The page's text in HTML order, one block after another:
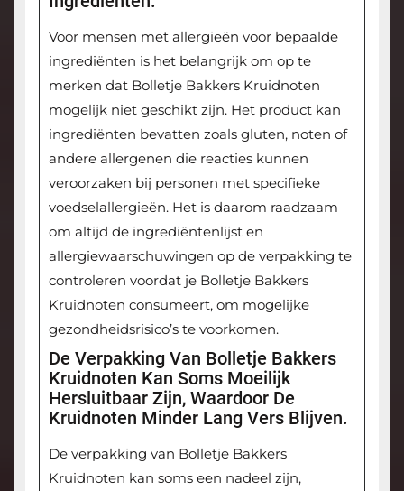
Voor mensen met allergieën voor bepaalde
ingrediënten is het belangrijk om op te
merken dat Bolletje Bakkers Kruidnoten
mogelijk niet geschikt zijn. Het product kan
ingrediënten bevatten zoals gluten, noten of
andere allergenen die reacties kunnen
veroorzaken bij personen met specifieke
voedselallergieën. Het is daarom raadzaam
om altijd de ingrediëntenlijst en
allergiewaarschuwingen op de verpakking te
controleren voordat je Bolletje Bakkers
Kruidnoten consumeert, om mogelijke
gezondheidsrisico’s te voorkomen.
De Verpakking Van Bolletje Bakkers
Kruidnoten Kan Soms Moeilijk
Hersluitbaar Zijn, Waardoor De
Kruidnoten Minder Lang Vers Blijven.
De verpakking van Bolletje Bakkers
Kruidnoten kan soms een nadeel zijn,